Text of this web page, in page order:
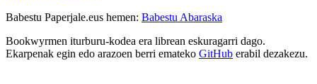
Babestu Paperjale.eus hemen: Babestu Abaraska
Bookwyrmen iturburu-kodea era librean eskuragarri dago.
Ekarpenak egin edo arazoen berri emateko GitHub erabil dezakezu.